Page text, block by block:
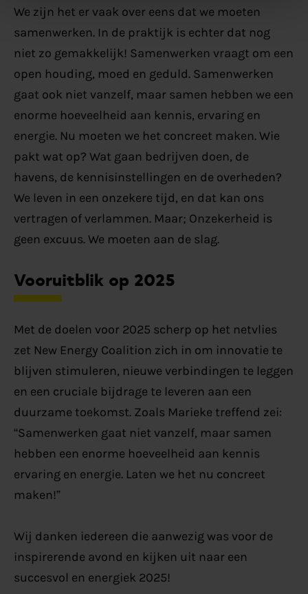
We zijn het er vaak over eens dat we moeten
samenwerken. In de praktijk is echter dat nog
niet zo gemakkelijk! Samenwerken vraagt om een
open houding, moed en geduld. Samenwerken
gaat ook niet vanzelf, maar samen hebben we een
enorme hoeveelheid aan kennis, ervaring en
energie. Nu moeten we het concreet maken. Wie
pakt wat op? Wat gaan bedrijven doen, de
havens, de kennisinstellingen en de overheden?
We leven in een onzekere tijd, en dat kan ons
vertragen of verlammen. Maar; Onzekerheid is
geen excuus. We moeten aan de slag.
Vooruitblik op 2025
Met de doelen voor 2025 scherp op het netvlies
zet New Energy Coalition zich in om innovatie te
blijven stimuleren, nieuwe verbindingen te leggen
en een cruciale bijdrage te leveren aan een
duurzame toekomst. Zoals Marieke treffend zei:
“Samenwerken gaat niet vanzelf, maar samen
hebben een enorme hoeveelheid aan kennis
ervaring en energie. Laten we het nu concreet
maken!”
Wij danken iedereen die aanwezig was voor de
inspirerende avond en kijken uit naar een
succesvol en energiek 2025!